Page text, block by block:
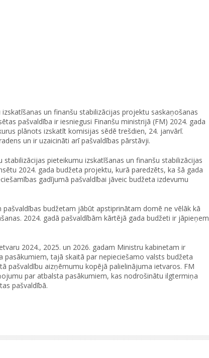
un finanšu stabilizācijas projektu saskaņošanas
pašvaldība ir iesniegusi Finanšu ministrijā (FM) 2024. gada
plānots izskatīt komisijas sēdē trešdien, 24. janvārī.
un ir uzaicināti arī pašvaldības pārstāvji.
pieteikumu izskatīšanas un finanšu stabilizācijas
2024. gada budžeta projektu, kurā paredzēts, ka šā gada
gadījumā pašvaldībai jāveic budžeta izdevumu
budžetam jābūt apstiprinātam domē ne vēlāk kā
2024. gadā pašvaldībām kārtējā gada budžeti ir jāpieņem
2024., 2025. un 2026. gadam Ministru kabinetam ir
tajā skaitā par nepieciešamo valsts budžeta
pašvaldību aizņēmumu kopējā palielinājuma ietvaros. FM
par atbalsta pasākumiem, kas nodrošinātu ilgtermiņa
pašvaldībā.